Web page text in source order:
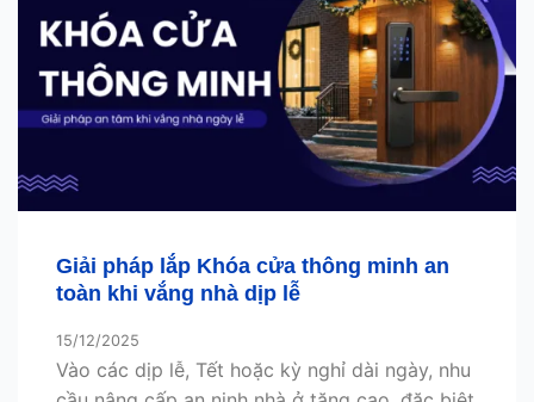
Giải pháp lắp Khóa cửa thông minh an
toàn khi vắng nhà dịp lễ
15/12/2025
Vào các dịp lễ, Tết hoặc kỳ nghỉ dài ngày, nhu